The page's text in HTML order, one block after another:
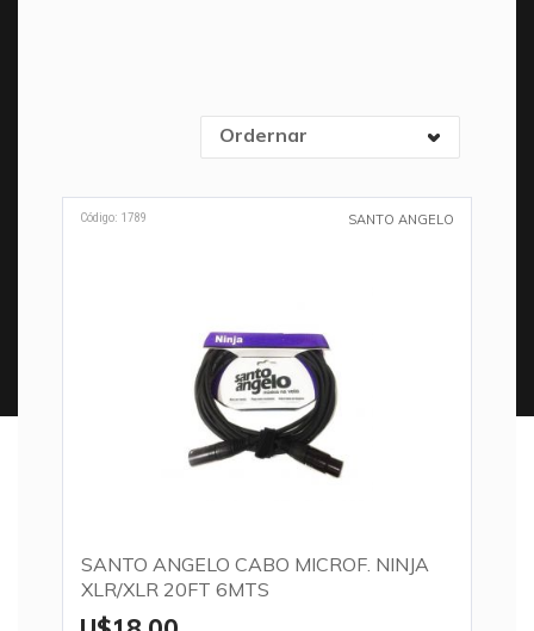
Ordernar
Código: 1789 SANTO ANGELO
SANTO ANGELO CABO MICROF. NINJA
XLR/XLR 20FT 6MTS